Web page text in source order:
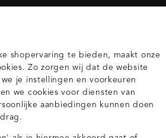
shopervaring te bieden, maakt onze
Zo zorgen wij dat de website
je instellingen en voorkeuren
we cookies voor diensten van
aanbiedingen kunnen doen